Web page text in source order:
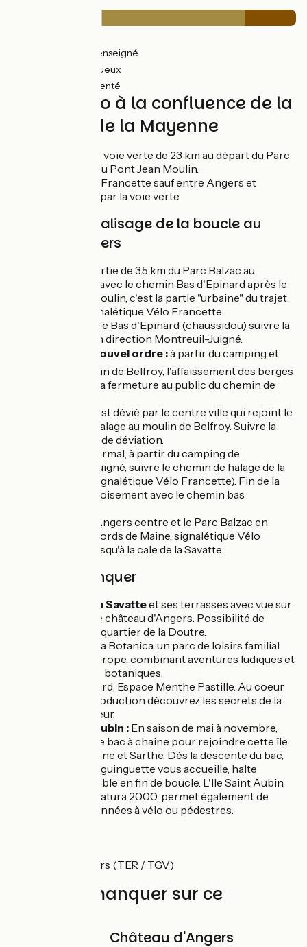
(15%) Non renseigné
(50%) Rugueux
(18%) Accidenté
Balade vélo à la confluence de la
Sarthe et de la Mayenne
Itinéraire facile en voie verte de 23 km au départ du Parc
Balzac à l'arrivée au Pont Jean Moulin.
Signalétique Vélo Francette sauf entre Angers et
Montreuil-Juigné par la voie verte.
Itinéraire et balisage de la boucle au
départ d'Angers
Première partie de 3.5 km du Parc Balzac au
croisement avec le chemin Bas d'Epinard après le
Pont Jean Moulin, c'est la partie "urbaine" du trajet.
Suivre la signalétique Vélo Francette.
Du chemin de Bas d'Epinard (chaussidou) suivre la
voie verte en direction Montreuil-Juigné.
Jusqu'à nouvel ordre :à partir du camping et
jusq'au moulin de Belfroy, l'affaissement des berges
a nécessité la fermeture au public du chemin de
L'itinéraire est dévié par le centre ville qui rejoint le
chemin de halage au moulin de Belfroy. Suivre la
signalétique de déviation.
En temps normal, à partir du camping de
Montreuil-Juigné, suivre le chemin de halage de la
Mayenne. (signalétique Vélo Francette). Fin de la
boucle au croisement avec le chemin bas
Retour sur Angers centre et le Parc Balzac en
suivant les bords de Maine, signalétique Vélo
Francette jusqu'à la cale de la Savatte.
À ne pas manquer
La cale de la Savatteet ses terrasses avec vue sur
la Maine et le château d'Angers. Possibilité de
découvrir le quartier de la Doutre.
Terra Botanica, un parc de loisirs familial
unique en Europe, combinant aventures ludiques et
découvertes botaniques.
Giffard, Espace Menthe Pastille. Au coeur
du site de production découvrez les secrets de la
célèbre liqueur.
L'Ile Saint-Aubin : En saison de mai à novembre,
empruntez le bac à chaine pour rejoindre cette île
entre Mayenne et Sarthe. Dès la descente du bac,
une joyeuse guinguette vous accueille, halte
incontournable en fin de boucle. L'Ile Saint Aubin,
site classé Natura 2000, permet également de
belles randonnées à vélo ou pédestres.
Gare d'Angers (TER / TGV)
À ne pas manquer sur ce
Château d'Angers